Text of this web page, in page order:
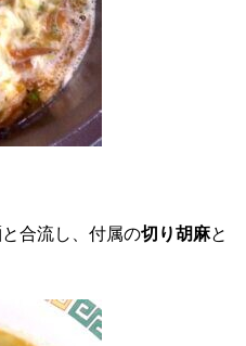
合流し、付属の切り胡麻と